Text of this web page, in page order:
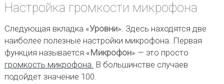
Настройка громкости микрофона
Следующая вкладка «Уровни». Здесь находятся две
наиболее полезные настройки микрофона. Первая
функция называется « Микрофон» — это просто
громкость микрофона. В большинстве случаев
подойдет значение 100.